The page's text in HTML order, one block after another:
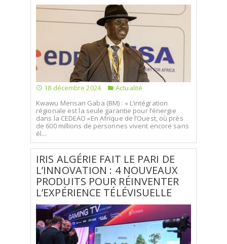
18 décembre 2024
Actualité
Kwawu Mensan Gaba (BM) : « L’intégration
régionale est la seule garantie pour l’énergie
dans la CEDEAO »En Afrique de l’Ouest, où près
de 600 millions de personnes vivent encore sans
él...
IRIS ALGÉRIE FAIT LE PARI DE
L’INNOVATION : 4 NOUVEAUX
PRODUITS POUR RÉINVENTER
L’EXPÉRIENCE TÉLÉVISUELLE